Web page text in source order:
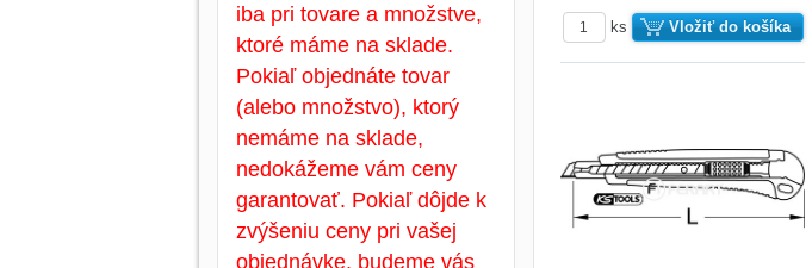
ks Vložiť do košíka
iba pri tovare a množstve,
ktoré máme na sklade.
Pokiaľ objednáte tovar
(alebo množstvo), ktorý
nemáme na sklade,
nedokážeme vám ceny
garantovať. Pokiaľ dôjde k
zvýšeniu ceny pri vašej
objednávke, budeme vás